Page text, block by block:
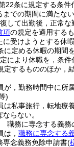
22条に規定する条件
までの期間に満たな
して出勤後，正常
項の規定を適用するも
に受けようとする休
に定める休暇の期間
により休職を，条件
定するもののほか，
が，勤務時間中に所
)
は私事旅行，転地療
らない。
職務に専念する義務
は， 職務に専念する
専念義務免除申請書(